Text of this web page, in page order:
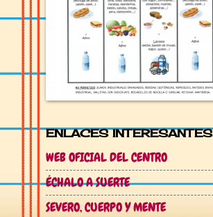
ENLACES INTERESANTES
WEB OFICIAL DEL CENTRO
ÉCHALO A SUERTE
SEVERO, CUERPO Y MENTE